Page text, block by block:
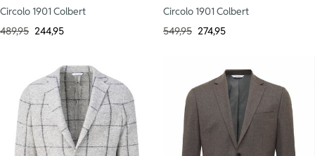
Circolo 1901 Colbert
489,95 244,95
Circolo 1901 Colbert
549,95 274,95